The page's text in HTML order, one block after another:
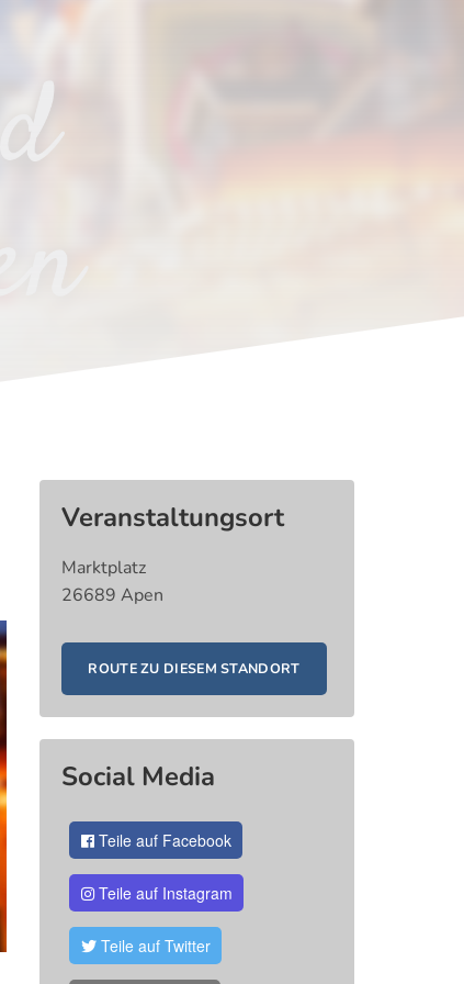
Veranstaltungsort
Marktplatz
26689 Apen
ROUTE ZU DIESEM STANDORT
Social Media
Teile auf Facebook
Teile auf Instagram
Teile auf Twitter